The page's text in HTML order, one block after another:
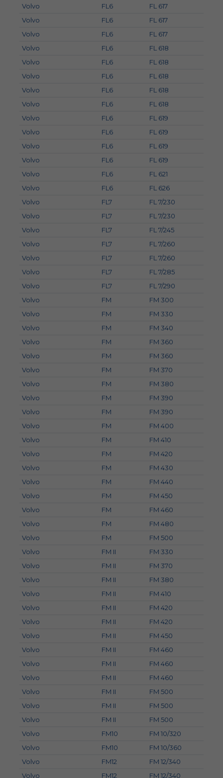
Volvo
FL6
FL 617
Volvo
FL6
FL 617
Volvo
FL6
FL 617
Volvo
FL6
FL 618
Volvo
FL6
FL 618
Volvo
FL6
FL 618
Volvo
FL6
FL 618
Volvo
FL6
FL 618
Volvo
FL6
FL 619
Volvo
FL6
FL 619
Volvo
FL6
FL 619
Volvo
FL6
FL 619
Volvo
FL6
FL 621
Volvo
FL6
FL 626
Volvo
FL7
FL 7/230
Volvo
FL7
FL 7/230
Volvo
FL7
FL 7/245
Volvo
FL7
FL 7/260
Volvo
FL7
FL 7/260
Volvo
FL7
FL 7/285
Volvo
FL7
FL 7/290
Volvo
FM
FM 300
Volvo
FM
FM 330
Volvo
FM
FM 340
Volvo
FM
FM 360
Volvo
FM
FM 360
Volvo
FM
FM 370
Volvo
FM
FM 380
Volvo
FM
FM 390
Volvo
FM
FM 390
Volvo
FM
FM 400
Volvo
FM
FM 410
Volvo
FM
FM 420
Volvo
FM
FM 430
Volvo
FM
FM 440
Volvo
FM
FM 450
Volvo
FM
FM 460
Volvo
FM
FM 480
Volvo
FM
FM 500
Volvo
FM II
FM 330
Volvo
FM II
FM 370
Volvo
FM II
FM 380
Volvo
FM II
FM 410
Volvo
FM II
FM 420
Volvo
FM II
FM 420
Volvo
FM II
FM 450
Volvo
FM II
FM 460
Volvo
FM II
FM 460
Volvo
FM II
FM 460
Volvo
FM II
FM 500
Volvo
FM II
FM 500
Volvo
FM II
FM 500
Volvo
FM10
FM 10/320
Volvo
FM10
FM 10/360
Volvo
FM12
FM 12/340
Volvo
FM12
FM 12/340